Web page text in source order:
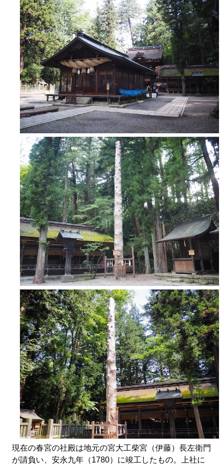
現在の春宮の社殿は地元の宮大工柴宮（伊藤）長左衛門
が請負い、安永九年（1780）に竣工したもの。上社に